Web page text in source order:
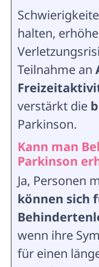
halten,
Teilnahme an
verstärkt die
Parkinson.
Kann man
Parkinson
Ja, Personen
können sich
wenn ihre
für einen